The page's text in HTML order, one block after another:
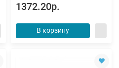
1372.20р.
В корзину